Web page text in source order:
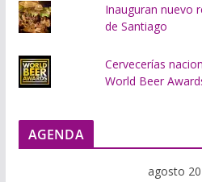
Inauguran nuevo
de Santiago
Cervecerías
World Beer
AGENDA
agosto